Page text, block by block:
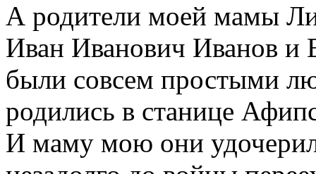
А родители моей мамы
Иван Иванович Иванов и
были совсем простыми
родились в станице
И маму мою они